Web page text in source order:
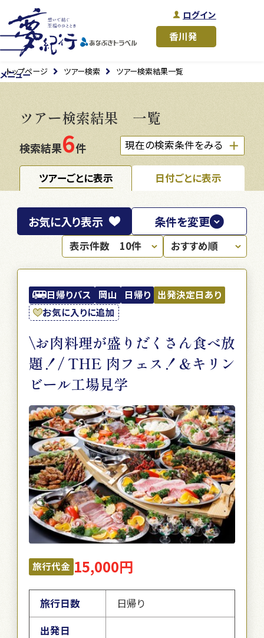
ログイン
メニュー
トップページ ツアー検索 ツアー検索結果一覧
ツアー検索結果 一覧
検索結果6件 現在の検索条件をみる
ツアーごとに表示 日付ごとに表示
日帰りバス 岡山 日帰り 出発決定日あり
お気に入りに追加
\お肉料理が盛りだくさん食べ放
題！/ THE 肉フェス！＆キリン
ビール工場見学
旅行代金 15,000円
旅行日数
日帰り
出発日
お気に入り表示 条件を変更